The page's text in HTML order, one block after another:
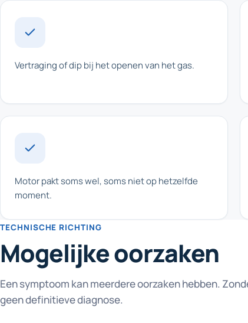
Vertraging of dip bij het openen van het gas.
Motor pakt soms wel, soms niet op hetzelfde
moment.
TECHNISCHE RICHTING
Mogelijke oorzaken
Een symptoom kan meerdere oorzaken hebben.
geen definitieve diagnose.